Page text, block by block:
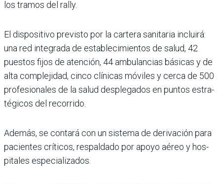
los tramos del rally.
El dispositivo previsto por la cartera sanitaria incluirá:
una red integrada de esta­blecimientos de salud, 42
puestos fijos de atención, 44 ambulancias básicas y de
alta complejidad, cinco clínicas móviles y cerca de 500
profesionales de la salud desplegados en puntos estra­
tégicos del recorrido.
Además, se contará con un sistema de derivación para
pacientes críticos, respal­dado por apoyo aéreo y hos­
pitales especializados.